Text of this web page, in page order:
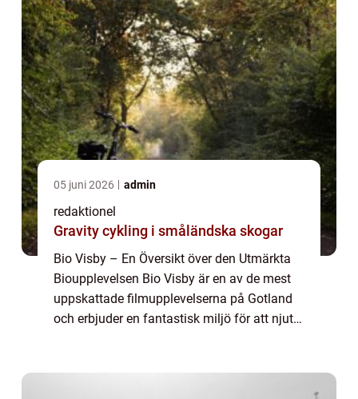
05 juni 2026 admin
redaktionel
Gravity cykling i småländska skogar
Bio Visby – En Översikt över den Utmärkta
Bioupplevelsen Bio Visby är en av de mest
uppskattade filmupplevelserna på Gotland
och erbjuder en fantastisk miljö för att njuta